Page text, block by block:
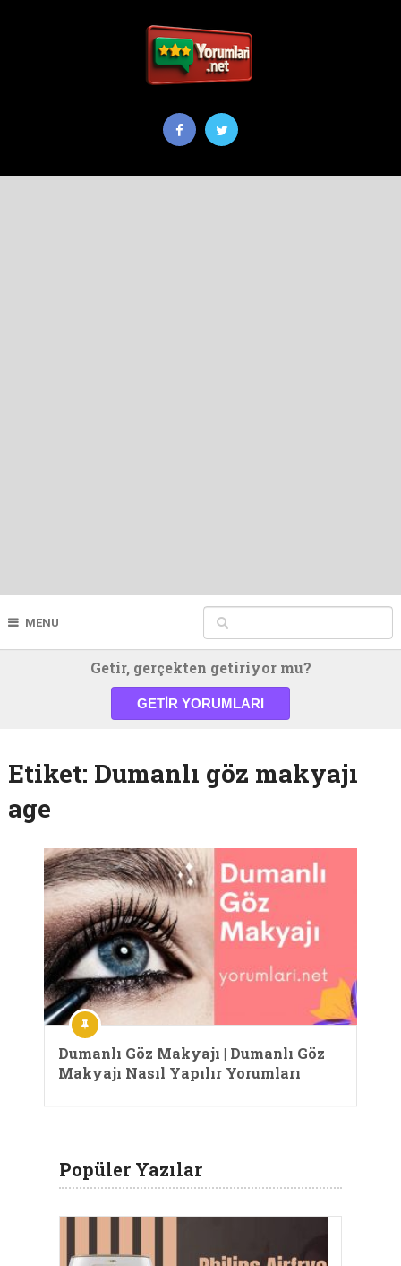
MENU
Getir, gerçekten getiriyor mu?
GETIR YORUMLARI
Etiket: Dumanlı göz makyajı
age
Dumanlı Göz Makyajı | Dumanlı Göz
Makyajı Nasıl Yapılır Yorumları
Popüler Yazılar